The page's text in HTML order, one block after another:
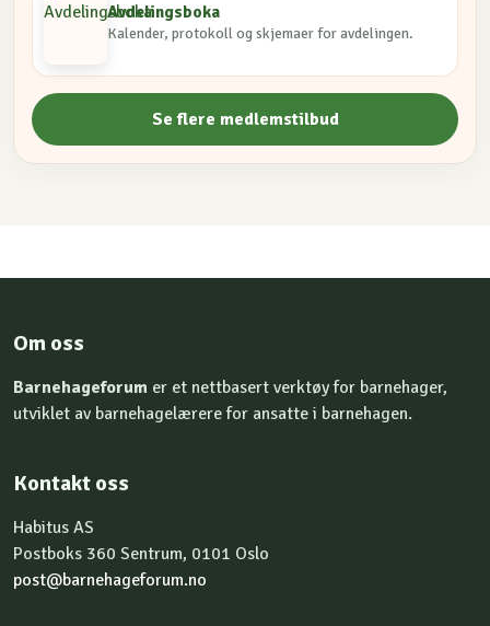
Avdelingsboka
Kalender, protokoll og skjemaer for avdelingen.
Se flere medlemstilbud
Om oss
Barnehageforum er et nettbasert verktøy for barnehager,
utviklet av barnehagelærere for ansatte i barnehagen.
Kontakt oss
Habitus AS
Postboks 360 Sentrum, 0101 Oslo
post@barnehageforum.no